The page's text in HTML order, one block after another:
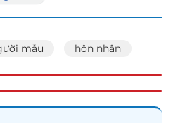
mẫu
hôn nhân